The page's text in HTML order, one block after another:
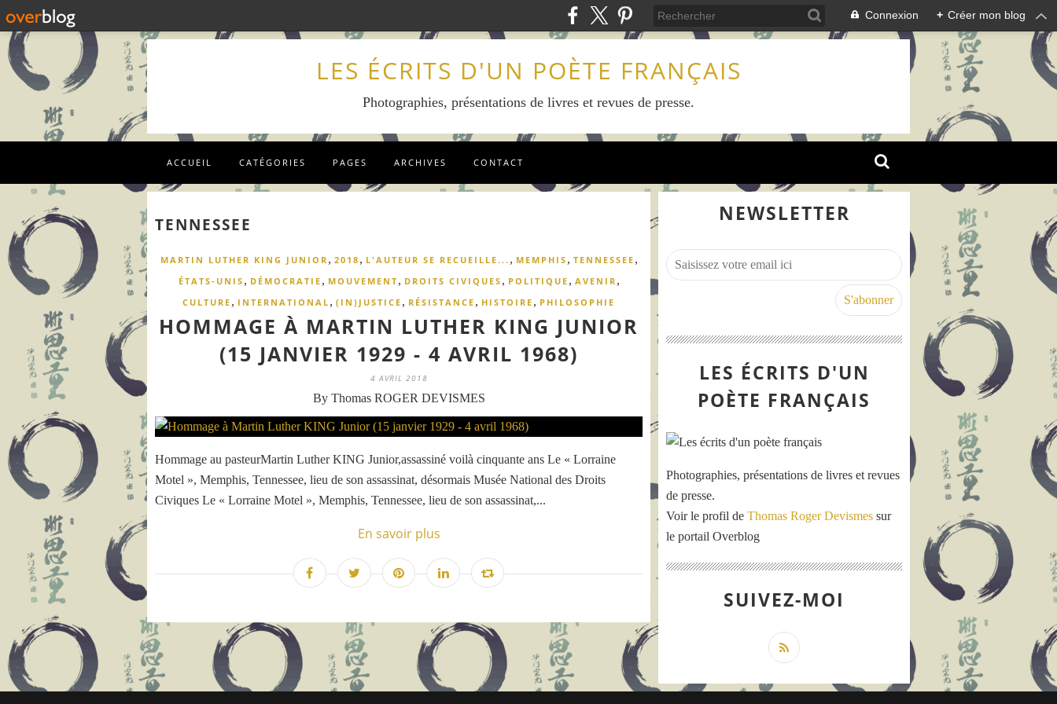
Connexion + Créer mon blog
LES ÉCRITS D'UN POÈTE FRANÇAIS
Photographies, présentations de livres et revues de presse.
ACCUEIL CATÉGORIES PAGES ARCHIVES CONTACT
TENNESSEE
MARTIN LUTHER KING JUNIOR , 2018 , L'AUTEUR SE RECUEILLE... , MEMPHIS , TENNESSEE ,
ÉTATS-UNIS , DÉMOCRATIE , MOUVEMENT, DROITS CIVIQUES , POLITIQUE , AVENIR ,
CULTURE , INTERNATIONAL , (IN)JUSTICE , RÉSISTANCE , HISTOIRE , PHILOSOPHIE
HOMMAGE À MARTIN LUTHER KING JUNIOR
(15 JANVIER 1929 - 4 AVRIL 1968)
4 AVRIL 2018
By Thomas ROGER DEVISMES
Hommage au pasteurMartin Luther KING Junior,assassiné voilà cinquante ans Le « Lorraine
Motel », Memphis, Tennessee, lieu de son assassinat, désormais Musée National des Droits
Civiques Le « Lorraine Motel », Memphis, Tennessee, lieu de son assassinat,...
En savoir plus
NEWSLETTER
LES ÉCRITS D'UN
POÈTE FRANÇAIS
Photographies, présentations de livres et revues
de presse.
Voir le profil de Thomas Roger Devismes sur
le portail Overblog
SUIVEZ-MOI